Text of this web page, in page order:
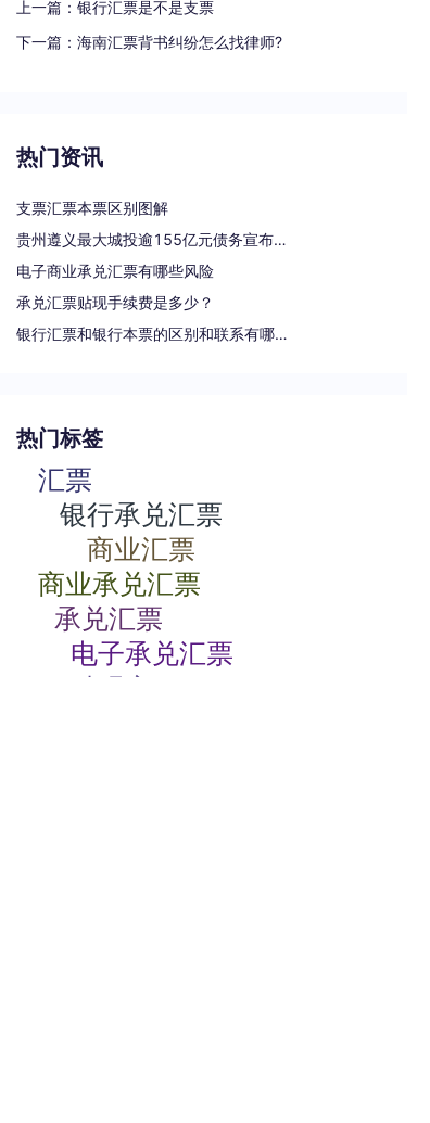
上一篇： 银行汇票是不是支票
下一篇： 海南汇票背书纠纷怎么找律师?
热门资讯
支票汇票本票区别图解
贵州遵义最大城投逾155亿元债务宣布重组
电子商业承兑汇票有哪些风险
承兑汇票贴现手续费是多少？
银行汇票和银行本票的区别和联系有哪些（一文读懂支票、本票和汇票的区别）
热门标签
汇票
银行承兑汇票
商业汇票
商业承兑汇票
承兑汇票
电子承兑汇票
贴现率